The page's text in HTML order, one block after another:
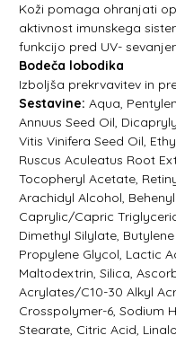
Koži pomaga ohranjati
aktivnost imunskega
funkcijo pred UV-
Bodeča lobodika
Izboljša prekrvavitev in
Sestavine: Aqua,
Annuus Seed Oil,
Vitis Vinifera Seed Oil,
Ruscus Aculeatus Root
Tocopheryl Acetate,
Arachidyl Alcohol,
Caprylic/Capric
Dimethyl Silylate,
Propylene Glycol, Lactic
Maltodextrin, Silica,
Acrylates/C10-30 Alkyl
Crosspolymer-6, Sodium
Stearate, Citric Acid,